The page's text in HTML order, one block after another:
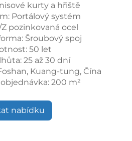
kurty a hřiště
Portálový systém
Z pozinkovaná ocel
Šroubový spoj
50 let
25 až 30 dní
Kuang-tung, Čína
200 m²
nabídku